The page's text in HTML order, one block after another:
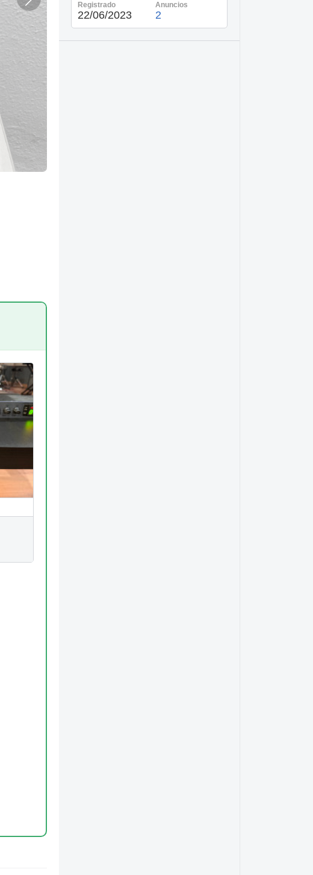
Registrado
22/06/2023
Anuncios
2